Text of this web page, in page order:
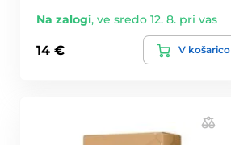
Na zalogi, ve sredo 12. 8. pri vas
14 € V košarico